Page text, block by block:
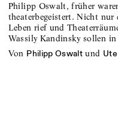
Philipp Oswalt, früher
theaterbegeistert. Nicht nur
Leben rief und
Wassily Kandinsky sollen
von Philipp Oswalt und